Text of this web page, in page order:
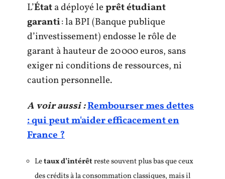
L’Étata déployé leprêt étudiant
garanti: la BPI (Banque publique
d’investissement) endosse le rôle de
garant à hauteur de 20 000 euros, sans
exiger ni conditions de ressources, ni
caution personnelle.
A voir aussi :Rembourser mes dettes
: qui peut m'aider efficacement en
France ?
Letaux d’intérêtreste souvent plus bas que ceux
des crédits à la consommation classiques, mais il